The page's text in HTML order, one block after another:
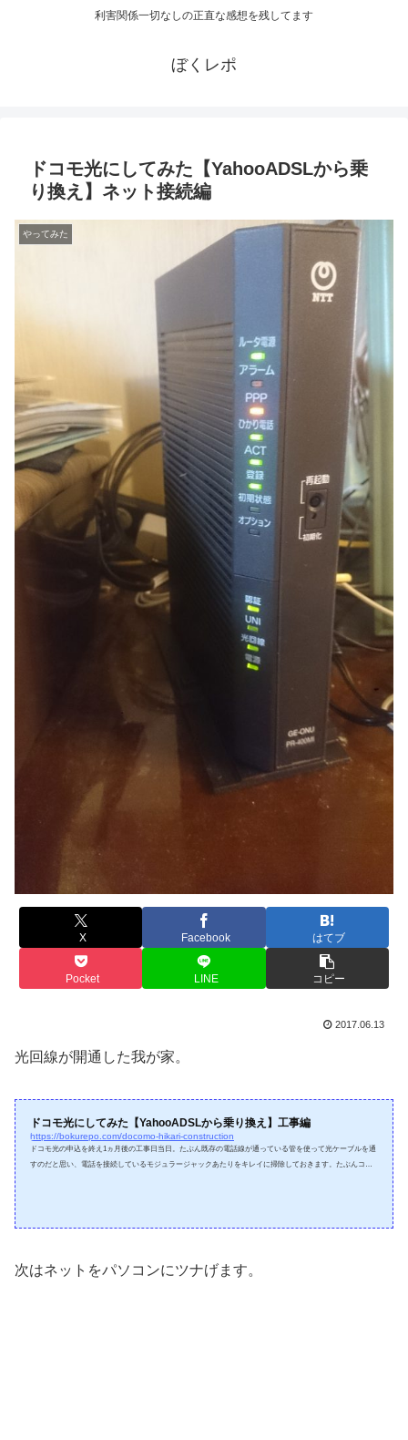
利害関係一切なしの正直な感想を残してます
ぼくレポ
ドコモ光にしてみた【YahooADSLから乗
り換え】ネット接続編
やってみた
X Facebook はてブ
Pocket LINE コピー
2017.06.13
光回線が開通した我が家。
ドコモ光にしてみた【YahooADSLから乗り換え】工事編
https://bokurepo.com/docomo-hikari-construction
ドコモ光の申込を終え1ヵ月後の工事日当日。たぶん既存の電話線が通っている管を使って光ケーブルを通
すのだと思い、電話を接続しているモジュラージャックあたりをキレイに掃除しておきます。たぶんココ
引き込めるか調べます。我が...
次はネットをパソコンにツナげます。